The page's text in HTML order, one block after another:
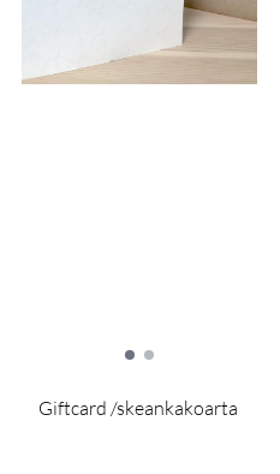
Giftcard /skeankakoarta